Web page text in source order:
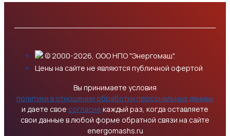
© 2000-2026, ООО НПО "Энергомаш".
Цены на сайте не являются публичной офертой
Вы принимаете условия
политики в отношении обработки персональных данных
и даете свое согласие каждый раз, когда оставляете
свои данные в любой форме обратной связи на сайте
energomashs.ru